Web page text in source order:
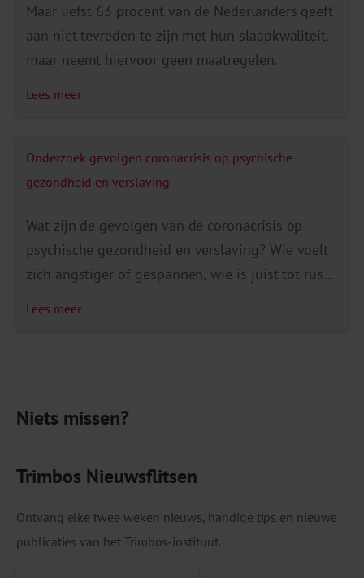
Niets missen?
Trimbos Nieuwsflitsen
Ontvang elke twee weken nieuws, handige tips en nieuwe
publicaties van het Trimbos-instituut.
Onderzoek gevolgen coronacrisis op psychische
gezondheid en verslaving
Wat zijn de gevolgen van de coronacrisis op
psychische gezondheid en verslaving? Wie voelt
zich angstiger of gespannen, wie is juist tot rust
Lees meer
Maar liefst 63 procent van de Nederlanders geeft
aan niet tevreden te zijn met hun slaapkwaliteit,
maar neemt hiervoor geen maatregelen.
Lees meer